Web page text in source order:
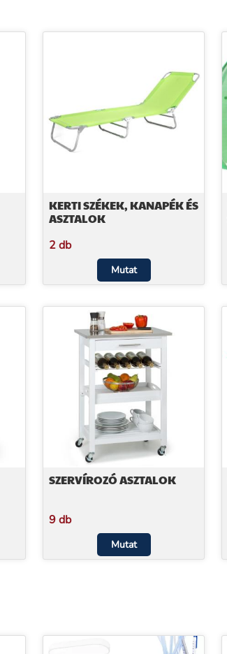
KERTI SZÉKEK, KANAPÉK ÉS
ASZTALOK
2 db
Mutat
SZERVÍROZÓ ASZTALOK
9 db
Mutat